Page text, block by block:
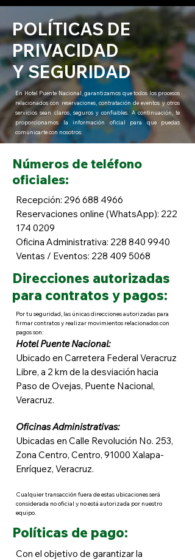
POLÍTICAS DE
PRIVACIDAD
Y SEGURIDAD
En Hotel Puente Nacional, garantizamos que todos los procesos
relacionados con reservaciones, contratación de eventos y otros
servicios sean claros, seguros y confiables. A continuación, te
proporcionamos la información oficial para que puedas
comunicarte con nosotros:
Números de teléfono
oficiales:
Recepción: 296 688 4966
Reservaciones online (WhatsApp): 222
174 0209
Oficina Administrativa: 228 840 9940
Ventas / Eventos: 228 409 5068
Direcciones autorizadas
para contratos y pagos:
Por tu seguridad, las únicas direcciones autorizadas para
firmar contratos y realizar movimientos relacionados con
pagos son:
Hotel Puente Nacional:
Ubicado en Carretera Federal Veracruz
Libre, a 2 km de la desviación hacia
Paso de Ovejas, Puente Nacional,
Veracruz.
Oficinas Administrativas:
Ubicadas en Calle Revolución No. 253,
Zona Centro, Centro, 91000 Xalapa-
Enríquez, Veracruz.
Cualquier transacción fuera de estas ubicaciones será
considerada no oficial y no está autorizada por nuestro
equipo.
Políticas de pago:
Con el objetivo de garantizar la